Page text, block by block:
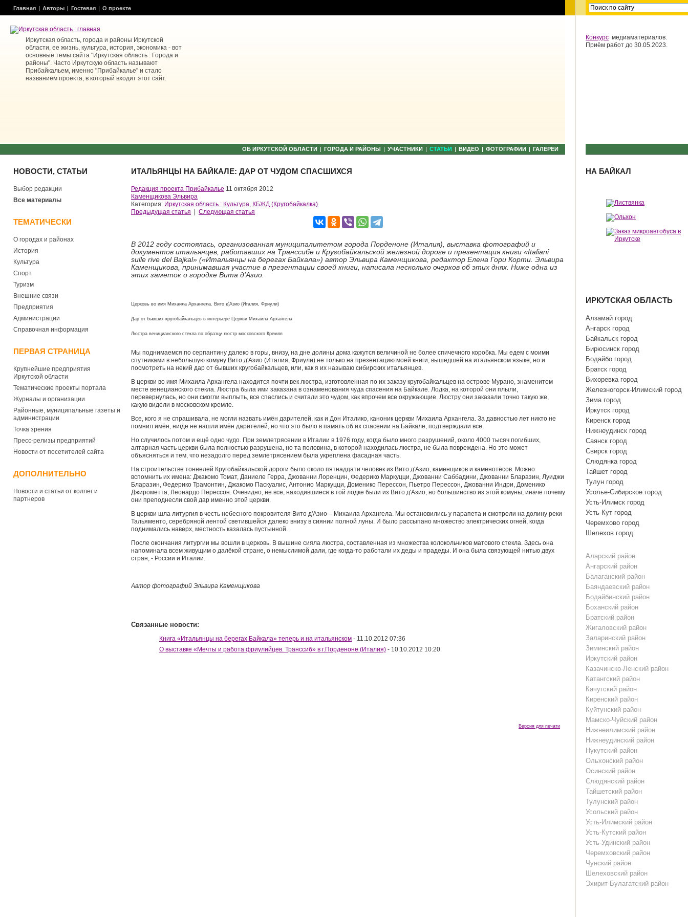
Главная Авторы Гостевая О проекте
Иркутская область, города и районы Иркутской
области, ее жизнь, культура, история, экономика - вот
основные темы сайта "Иркутская область : Города и
районы". Часто Иркутскую область называют
Прибайкальем, именно "Прибайкалье" и стало
названием проекта, в который входит этот сайт.
ОБ ИРКУТСКОЙ ОБЛАСТИ ГОРОДА И РАЙОНЫ УЧАСТНИКИ CТАТЬИ ВИДЕО ФОТОГРАФИИ ГАЛЕРЕИ
НОВОСТИ, СТАТЬИ
Выбор редакции
Все материалы
ТЕМАТИЧЕСКИ
О городах и районах
История
Культура
Спорт
Туризм
Внешние связи
Предприятия
Администрации
Справочная информация
ПЕРВАЯ СТРАНИЦА
Крупнейшие предприятия
Иркутской области
Тематические проекты портала
Журналы и организации
Районные, муниципальные газеты и
администрации
Точка зрения
Пресс-релизы предприятий
Новости от посетителей сайта
ДОПОЛНИТЕЛЬНО
Новости и статьи от коллег и
партнеров
ИТАЛЬЯНЦЫ НА БАЙКАЛЕ: ДАР ОТ ЧУДОМ СПАСШИХСЯ
Редакция проекта Прибайкалье 11 октября 2012
Каменщикова Эльвира
Категория: Иркутская область : Культура, КБЖД (Кругобайкалка)
Предыдущая статья
Следующая статья
В 2012 году состоялась, организованная муниципалитетом города Порденоне (Италия), выставка фотографий и
документов итальянцев, работавших на Транссибе и Кругобайкальской железной дороге и презентация книги «Italiani
sulle rive del Bajkal» («Итальянцы на берегах Байкала») автор Эльвира Каменщикова, редактор Елена Гори Корти. Эльвира
Каменщикова, принимавшая участие в презентации своей книги, написала несколько очерков об этих днях. Ниже одна из
этих заметок о городке Вита д'Азио.
Церковь во имя Михаила Архангела. Вито д'Азио (Италия, Фриули)
Дар от бывших кругобайкальцев в интерьере Церкви Михаила Архангела
Люстра веницианского стекла по образцу люстр московского Кремля
Мы поднимаемся по серпантину далеко в горы, внизу, на дне долины дома кажутся величиной не более спичечного коробка. Мы едем с моими
спутниками в небольшую комуну Вито д'Азио (Италия, Фриули) не только на презентацию моей книги, вышедшей на итальянском языке, но и
посмотреть на некий дар от бывших кругобайкальцев, или, как я их называю сибирских итальянцев.
В церкви во имя Михаила Архангела находится почти век люстра, изготовленная по их заказу кругобайкальцев на острове Мурано, знаменитом
месте венецианского стекла. Люстра была ими заказана в ознаменования чуда спасения на Байкале. Лодка, на которой они плыли,
перевернулась, но они смогли выплыть, все спаслись и считали это чудом, как впрочем все окружающие. Люстру они заказали точно такую же,
какую видели в московском кремле.
Все, кого я не спрашивала, не могли назвать имён дарителей, как и Дон Италико, каноник церкви Михаила Архангела. За давностью лет никто не
помнил имён, нигде не нашли имён дарителей, но что это было в память об их спасении на Байкале, подтверждали все.
Но случилось потом и ещё одно чудо. При землетрясении в Италии в 1976 году, когда было много разрушений, около 4000 тысяч погибших,
алтарная часть церкви была полностью разрушена, но та половина, в которой находилась люстра, не была повреждена. Но это может
объясняться и тем, что незадолго перед землетрясением была укреплена фасадная часть.
На строительстве тоннелей Кругобайкальской дороги было около пятнадцати человек из Вито д'Азио, каменщиков и каменотёсов. Можно
вспомнить их имена: Джакомо Томат, Даниеле Герра, Джованни Лоренцин, Федерико Маркуцци, Джованни Саббадини, Джованни Бларазин, Луиджи
Бларазин, Федерико Трамонтин, Джакомо Паскуалис, Антонио Маркуцци, Доменико Перессон, Пьетро Перессон, Джованни Индри, Доменико
Джирометта, Леонардо Перессон. Очевидно, не все, находившиеся в той лодке были из Вито д'Азио, но большинство из этой комуны, иначе почему
они преподнесли свой дар именно этой церкви.
В церкви шла литургия в честь небесного покровителя Вито д'Азио – Михаила Архангела. Мы остановились у парапета и смотрели на долину реки
Тальяменто, серебряной лентой светившейся далеко внизу в сиянии полной луны. И было рассыпано множество электрических огней, когда
поднимались наверх, местность казалась пустынной.
После окончания литургии мы вошли в церковь. В вышине сияла люстра, составленная из множества колокольчиков матового стекла. Здесь она
напоминала всем живущим о далёкой стране, о немыслимой дали, где когда-то работали их деды и прадеды. И она была связующей нитью двух
стран, - России и Италии.
Автор фотографий Эльвира Каменщикова
Связанные новости:
Книга «Итальянцы на берегах Байкала» теперь и на итальянском - 11.10.2012 07:36
О выставке «Мечты и работа фриулийцев. Транссиб» в г.Порденоне (Италия) - 10.10.2012 10:20
Версия для печати
Конкурс медиаматериалов.
Приём работ до 30.05.2023.
НА БАЙКАЛ
ИРКУТСКАЯ ОБЛАСТЬ
Алзамай город
Ангарск город
Байкальск город
Бирюсинск город
Бодайбо город
Братск город
Вихоревка город
Железногорск-Илимский город
Зима город
Иркутск город
Киренск город
Нижнеудинск город
Саянск город
Свирск город
Слюдянка город
Тайшет город
Тулун город
Усолье-Сибирское город
Усть-Илимск город
Усть-Кут город
Черемхово город
Шелехов город
Аларский район
Ангарский район
Балаганский район
Баяндаевский район
Бодайбинский район
Боханский район
Братский район
Жигаловский район
Заларинский район
Зиминский район
Иркутский район
Казачинско-Ленский район
Катангский район
Качугский район
Киренский район
Куйтунский район
Мамско-Чуйский район
Нижнеилимский район
Нижнеудинский район
Нукутский район
Ольхонский район
Осинский район
Слюдянский район
Тайшетский район
Тулунский район
Усольский район
Усть-Илимский район
Усть-Кутский район
Усть-Удинский район
Черемховский район
Чунский район
Шелеховский район
Эхирит-Булагатский район